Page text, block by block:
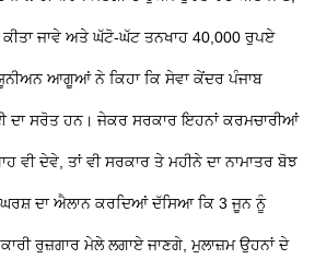
ਜਾਵੇ ਅਤੇ ਘੱਟੋ-ਘੱਟ ਤਨਖਾਹ 40,000 ਰੁਪਏ
ਆਗੂਆਂ ਨੇ ਕਿਹਾ ਕਿ ਸੇਵਾ ਕੇਂਦਰ ਪੰਜਾਬ
ਦਾ ਸਰੋਤ ਹਨ। ਜੇਕਰ ਸਰਕਾਰ ਇਹਨਾਂ ਕਰਮਚਾਰੀਆਂ
ਵੀ ਦੇਵੇ, ਤਾਂ ਵੀ ਸਰਕਾਰ ਤੇ ਮਹੀਨੇ ਦਾ ਨਾਮਾਤਰ ਬੋਝ
ਦਾ ਐਲਾਨ ਕਰਦਿਆਂ ਦੱਸਿਆ ਕਿ 3 ਜੂਨ ਨੂੰ
ਰੁਜ਼ਗਾਰ ਮੇਲੇ ਲਗਾਏ ਜਾਣਗੇ, ਮੁਲਾਜ਼ਮ ਉਹਨਾਂ ਦੇ